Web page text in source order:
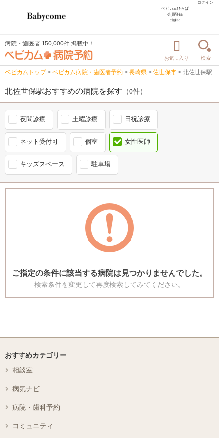
ログイン
ベビカムひろば
会員登録
（無料）
病院・歯医者 150,000件 掲載中！
お気に入り 検索
ベビカムトップ > ベビカム病院・歯医者予約 > 長崎県 > 佐世保市 > 北佐世保駅
北佐世保駅おすすめの病院を探す （0件）
夜間診療 土曜診療 日祝診療
ネット受付可 個室 女性医師
キッズスペース 駐車場
ご指定の条件に該当する病院は見つかりませんでした。
検索条件を変更して再度検索してみてください。
おすすめカテゴリー
相談室
病気ナビ
病院・歯科予約
コミュニティ